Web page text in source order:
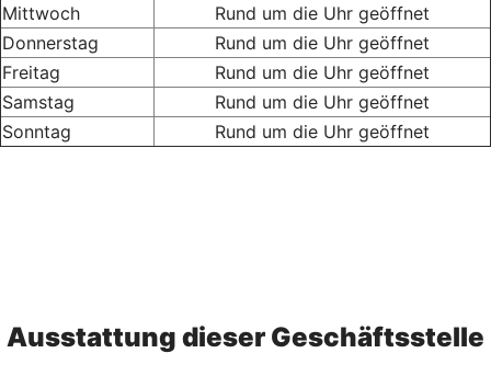
Mittwoch
Rund um die Uhr geöffnet
Donnerstag
Rund um die Uhr geöffnet
Freitag
Rund um die Uhr geöffnet
Samstag
Rund um die Uhr geöffnet
Sonntag
Rund um die Uhr geöffnet
Ausstattung dieser Geschäftsstelle